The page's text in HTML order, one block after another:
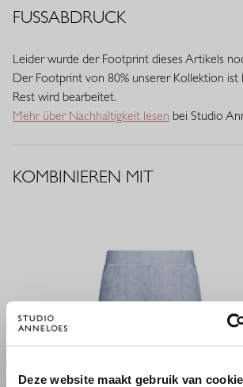
Deze website maakt gebruik van
FUSSABDRUCK
Leider wurde der Footprint dieses Artikels
Der Footprint von 80% unserer Kollektion ist
Rest wird bearbeitet.
Mehr über Nachhaltigkeit lesen bei Studio
KOMBINIEREN MIT